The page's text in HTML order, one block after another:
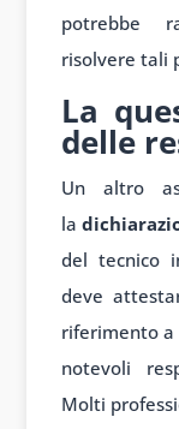
potrebbe
risolvere tali
La
delle
Un altro
la
del tecnico
deve
riferimento a
notevoli
Molti